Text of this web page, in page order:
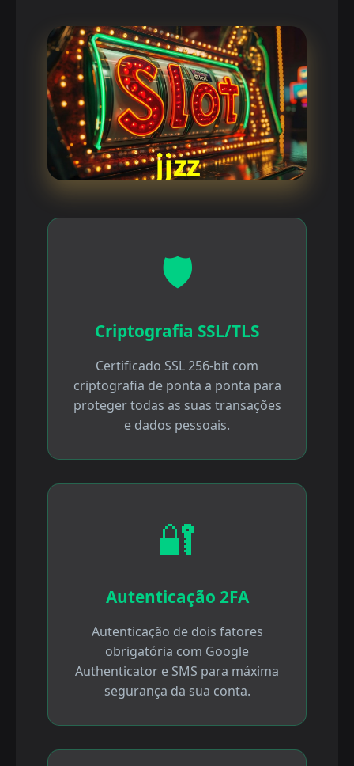
🛡️
Criptografia SSL/TLS
Certificado SSL 256-bit com
criptografia de ponta a ponta para
proteger todas as suas transações
e dados pessoais.
🔐
Autenticação 2FA
Autenticação de dois fatores
obrigatória com Google
Authenticator e SMS para máxima
segurança da sua conta.